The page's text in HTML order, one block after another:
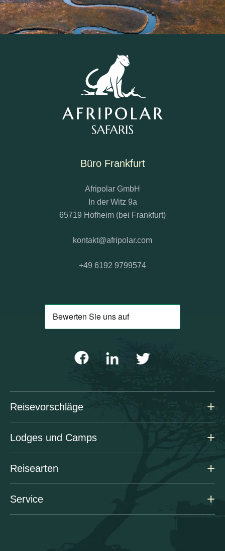
Büro Frankfurt
Afripolar GmbH
In der Witz 9a
65719 Hofheim (bei Frankfurt)
kontakt@afripolar.com
+49 6192 9799574
Reisevorschläge
Lodges und Camps
Reisearten
Service